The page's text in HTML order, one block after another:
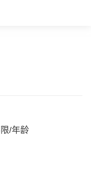
/年龄